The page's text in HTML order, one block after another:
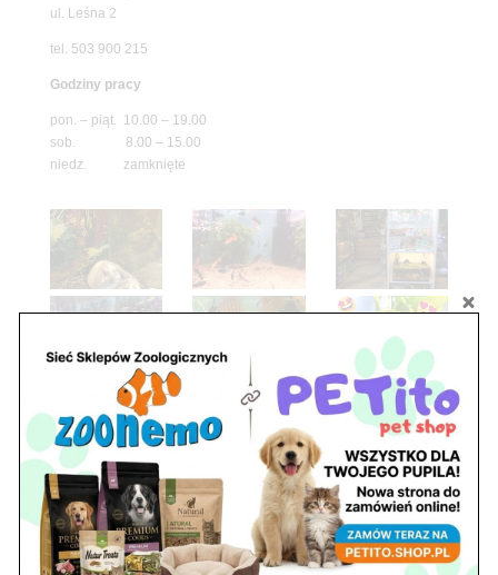
ul. Leśna 2
tel. 503 900 215
Godziny pracy
pon. – piąt. 10.00 – 19.00
sob. 8.00 – 15.00
niedz. zamknięte